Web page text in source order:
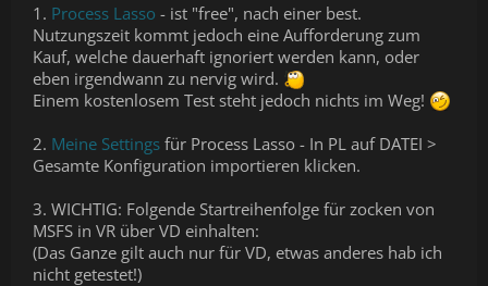
1. Process Lasso - ist "free", nach einer best.
Nutzungszeit kommt jedoch eine Aufforderung zum
Kauf, welche dauerhaft ignoriert werden kann, oder
eben irgendwann zu nervig wird.
Einem kostenlosem Test steht jedoch nichts im Weg!
2. Meine Settings für Process Lasso - In PL auf DATEI >
Gesamte Konfiguration importieren klicken.
3. WICHTIG: Folgende Startreihenfolge für zocken von
MSFS in VR über VD einhalten:
(Das Ganze gilt auch nur für VD, etwas anderes hab ich
nicht getestet!)